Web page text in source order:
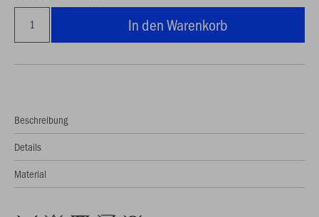
In den Warenkorb
Beschreibung
Details
Material